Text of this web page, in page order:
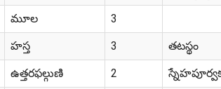
మూల 3
హస్త 3 తటస్థం
ఉత్తరఫల్గుణి 2